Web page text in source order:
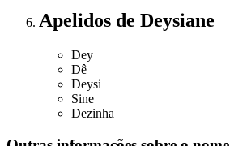
Apelidos de Deysiane
Dey
Dê
Deysi
Sine
Dezinha